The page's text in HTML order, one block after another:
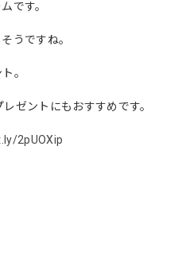
です。
うですね。
。
ゼントにもおすすめです。
2pUOXip